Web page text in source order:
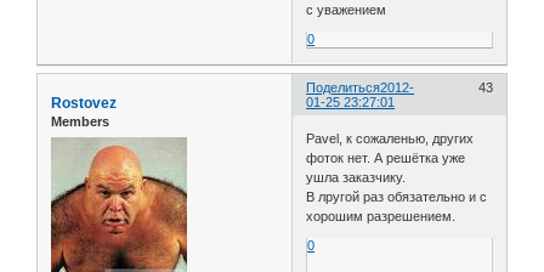
с уважением
0
Поделиться 43
2012-
01-25 23:27:01
Rostovez
Members
Pavel, к сожаленью, других
фоток нет. А решётка уже
ушла заказчику.
В лругой раз обязательно и с
хорошим разрешением.
0